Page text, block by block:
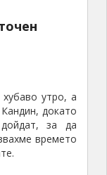
утро, а
докато
за да
времето